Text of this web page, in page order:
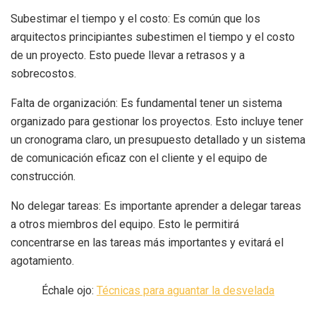
Subestimar el tiempo y el costo: Es común que los
arquitectos principiantes subestimen el tiempo y el costo
de un proyecto. Esto puede llevar a retrasos y a
sobrecostos.
Falta de organización: Es fundamental tener un sistema
organizado para gestionar los proyectos. Esto incluye tener
un cronograma claro, un presupuesto detallado y un sistema
de comunicación eficaz con el cliente y el equipo de
construcción.
No delegar tareas: Es importante aprender a delegar tareas
a otros miembros del equipo. Esto le permitirá
concentrarse en las tareas más importantes y evitará el
agotamiento.
Échale ojo: Técnicas para aguantar la desvelada